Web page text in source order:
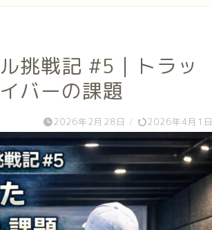
挑戦記 #5｜トラッ
バーの課題
2026年2月28日 / 2026年4月1日